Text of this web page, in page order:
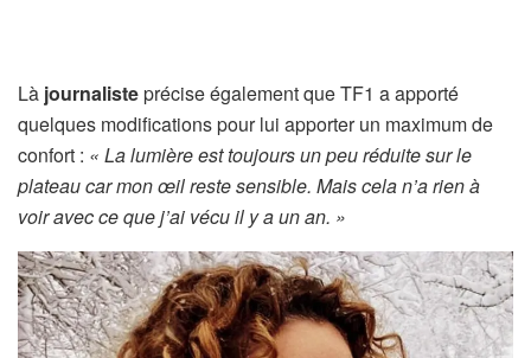
Là journalisteprécise également que TF1 a apporté
quelques modifications pour lui apporter un maximum de
confort : « La lumière est toujours un peu réduite sur le
plateau car mon œil reste sensible. Mais cela n’a rien à
voir avec ce que j’ai vécu il y a un an. »